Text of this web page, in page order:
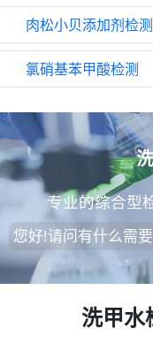
肉松小贝添加剂检测
氯硝基苯甲酸检测
专业的综合型
您好!请问有什么需
洗甲水